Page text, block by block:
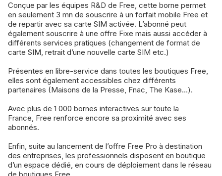
Conçue par les équipes R&D de Free, cette borne permet
en seulement 3 mn de souscrire à un forfait mobile Free et
de repartir avec sa carte SIM activée. L’abonné peut
également souscrire à une offre Fixe mais aussi accéder à
différents services pratiques (changement de format de
carte SIM, retrait d’une nouvelle carte SIM etc.)
Présentes en libre-service dans toutes les boutiques Free,
elles sont également accessibles chez différents
partenaires (Maisons de la Presse, Fnac, The Kase…).
Avec plus de 1 000 bornes interactives sur toute la
France, Free renforce encore sa proximité avec ses
abonnés.
Enfin, suite au lancement de l’offre Free Pro à destination
des entreprises, les professionnels disposent en boutique
d’un espace dédié, en cours de déploiement dans le réseau